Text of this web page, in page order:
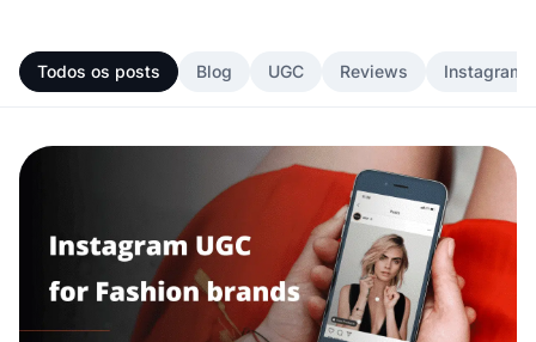
Todos os posts Blog UGC Reviews Instagram